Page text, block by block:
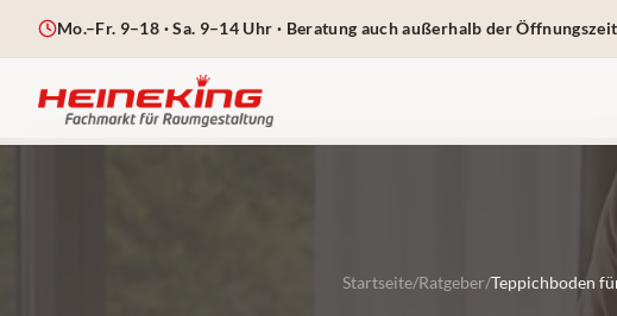
Mo.–Fr. 9–18 · Sa. 9–14 Uhr · Beratung auch außerhalb der
Startseite/Ratgeber/Teppichboden